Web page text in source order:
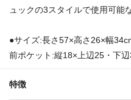
ュックの3スタイルで使用可能
●サイズ:長さ57×高さ26×幅
前ポケット:縦18×上辺25・下
特徴